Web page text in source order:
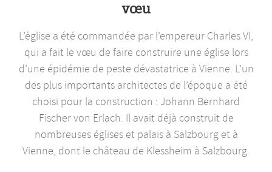
vœu
L’église a été commandée par l’empereur Charles VI,
qui a fait le vœu de faire construire une église lors
d’une épidémie de peste dévastatrice à Vienne. L’un
des plus importants architectes de l’époque a été
choisi pour la construction : Johann Bernhard
Fischer von Erlach. Il avait déjà construit de
nombreuses églises et palais à Salzbourg et à
Vienne, dont le château de Klessheim à Salzbourg.